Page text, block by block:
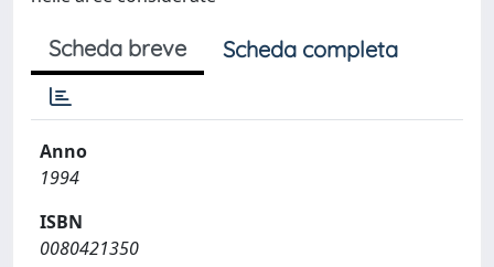
Scheda breve Scheda completa
Anno
1994
ISBN
0080421350